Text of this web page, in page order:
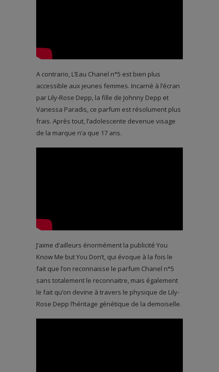
A contrario, L’Eau Chanel n°5 est bien plus
accessible aux jeunes femmes. Incarné à l’écran
par Lily-Rose Depp, la fille de Johnny Depp et
Vanessa Paradis, ce parfum est résolument plus
frais. Après tout, l’adolescente devenue visage
de la marque n’a que 17 ans.
J’aime d’ailleurs énormément la publicité You
Know Me but You Don’t, qui évoque à la fois le
fait que l’on reconnaisse le parfum Chanel n°5
sans totalement le reconnaitre, mais également
le fait qu’on devine à travers le physique de Lily-
Rose Depp l’héritage génétique de la demoiselle.